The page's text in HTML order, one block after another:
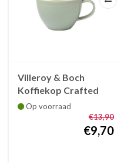
Villeroy & Boch
Koffiekop Crafted
Blueberry 25 cl
Op voorraad
€13,90
€9,70